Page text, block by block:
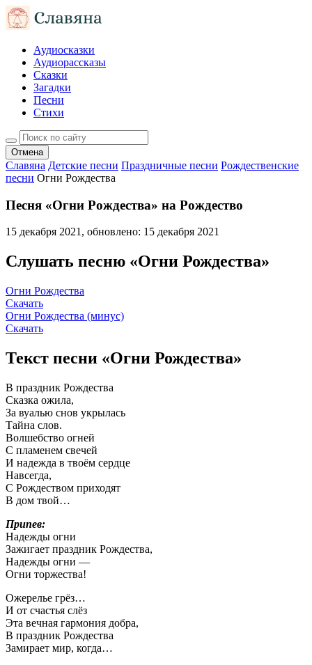
Аудиосказки
Аудиорассказы
Сказки
Загадки
Песни
Стихи
Отмена
Славяна Детские песни Праздничные песни Рождественские
песни Огни Рождества
Песня «Огни Рождества» на Рождество
15 декабря 2021, обновлено: 15 декабря 2021
Слушать песню «Огни Рождества»
Огни Рождества
Скачать
Огни Рождества (минус)
Скачать
Текст песни «Огни Рождества»
В праздник Рождества
Сказка ожила,
За вуалью снов укрылась
Тайна слов.
Волшебство огней
С пламенем свечей
И надежда в твоём сердце
Навсегда,
С Рождеством приходят
В дом твой…
Припев:
Надежды огни
Зажигает праздник Рождества,
Надежды огни —
Огни торжества!
Ожерелье грёз…
И от счастья слёз
Эта вечная гармония добра,
В праздник Рождества
Замирает мир, когда…